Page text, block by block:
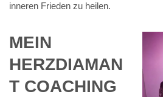
inneren Frieden zu heilen.
MEIN
HERZDIAMAN
T COACHING